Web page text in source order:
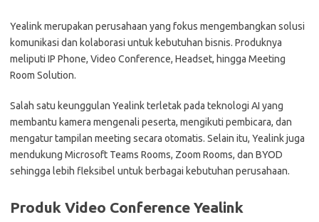
Yealink merupakan perusahaan yang fokus mengembangkan solusi
komunikasi dan kolaborasi untuk kebutuhan bisnis. Produknya
meliputi IP Phone, Video Conference, Headset, hingga Meeting
Room Solution.
Salah satu keunggulan Yealink terletak pada teknologi AI yang
membantu kamera mengenali peserta, mengikuti pembicara, dan
mengatur tampilan meeting secara otomatis. Selain itu, Yealink juga
mendukung Microsoft Teams Rooms, Zoom Rooms, dan BYOD
sehingga lebih fleksibel untuk berbagai kebutuhan perusahaan.
Produk Video Conference Yealink